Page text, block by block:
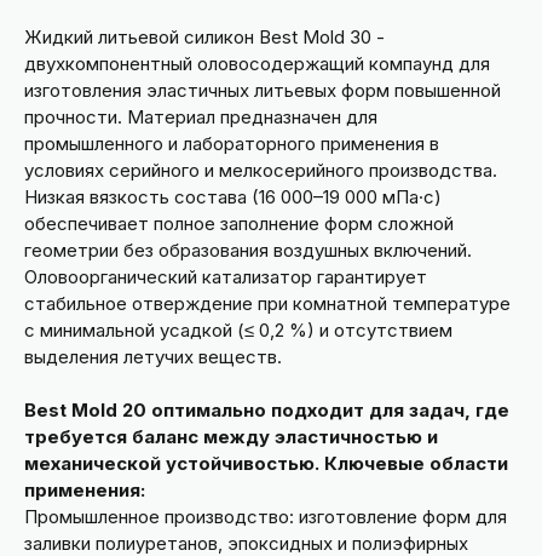
Жидкий литьевой силикон Best Mold 30 -
двухкомпонентный оловосодержащий компаунд для
изготовления эластичных литьевых форм повышенной
прочности. Материал предназначен для
промышленного и лабораторного применения в
условиях серийного и мелкосерийного производства.
Низкая вязкость состава (16 000–19 000 мПа·с)
обеспечивает полное заполнение форм сложной
геометрии без образования воздушных включений.
Оловоорганический катализатор гарантирует
стабильное отверждение при комнатной температуре
с минимальной усадкой (≤ 0,2 %) и отсутствием
выделения летучих веществ.
Best Mold 20 оптимально подходит для задач, где
требуется баланс между эластичностью и
механической устойчивостью. Ключевые области
применения:
Промышленное производство: изготовление форм для
заливки полиуретанов, эпоксидных и полиэфирных